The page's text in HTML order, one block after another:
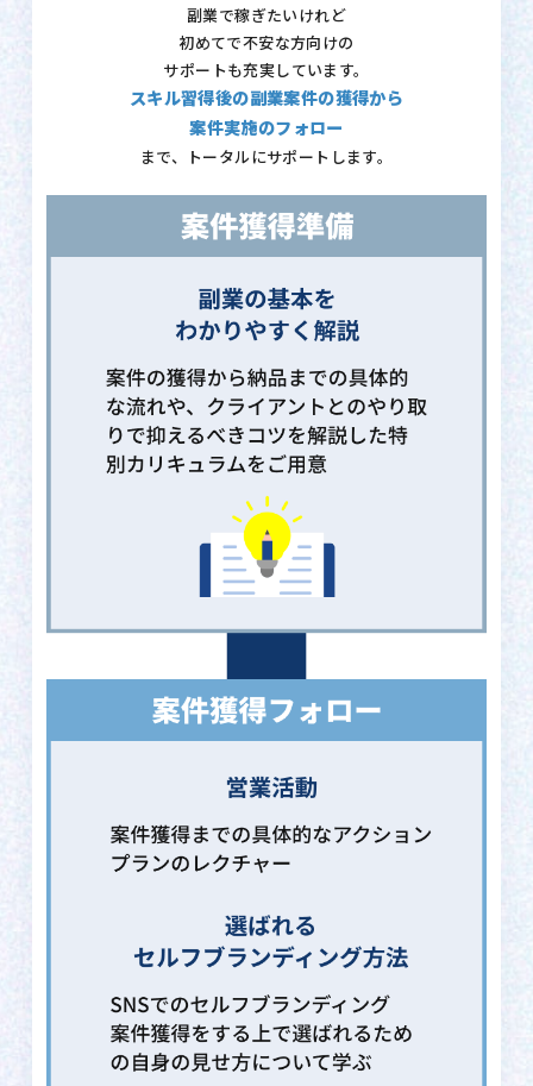
副業で稼ぎたいけれど
初めてで不安な方向けの
サポートも充実しています。
スキル習得後の副業案件の獲得から
案件実施のフォロー
まで、トータルにサポートします。